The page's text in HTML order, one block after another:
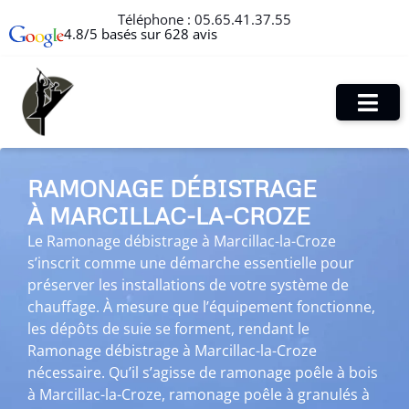
Téléphone : 05.65.41.37.55
4.8/5 basés sur 628 avis
RAMONAGE DÉBISTRAGE
À MARCILLAC-LA-CROZE
Le Ramonage débistrage à Marcillac-la-Croze
s’inscrit comme une démarche essentielle pour
préserver les installations de votre système de
chauffage. À mesure que l’équipement fonctionne,
les dépôts de suie se forment, rendant le
Ramonage débistrage à Marcillac-la-Croze
nécessaire. Qu’il s’agisse de ramonage poêle à bois
à Marcillac-la-Croze, ramonage poêle à granulés à